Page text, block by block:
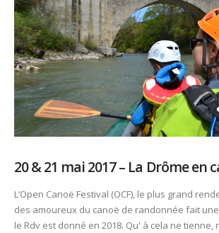
20 & 21 mai 2017 – La Drôme en
L’Open Canoë Festival (OCF), le plus grand
des amoureux du canoë de randonnée fait
le Rdv est donné en 2018. Qu' à cela ne